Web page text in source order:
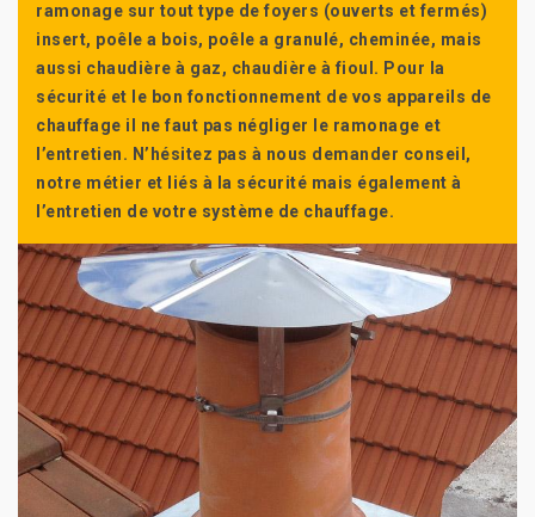
ramonage sur tout type de foyers (ouverts et fermés)
insert, poêle a bois, poêle a granulé, cheminée, mais
aussi chaudière à gaz, chaudière à fioul. Pour la
sécurité et le bon fonctionnement de vos appareils de
chauffage il ne faut pas négliger le ramonage et
l’entretien. N’hésitez pas à nous demander conseil,
notre métier et liés à la sécurité mais également à
l’entretien de votre système de chauffage.